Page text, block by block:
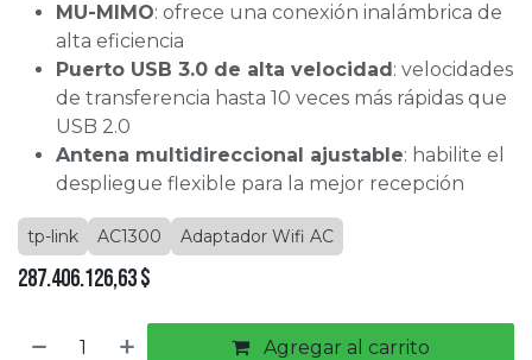
MU-MIMO: ofrece una conexión inalámbrica de
alta eficiencia
Puerto USB 3.0 de alta velocidad: velocidades
de transferencia hasta 10 veces más rápidas que
USB 2.0
Antena multidireccional ajustable: habilite el
despliegue flexible para la mejor recepción
tp-link AC1300 Adaptador Wifi AC
287.406.126,63$
Agregar al carrito